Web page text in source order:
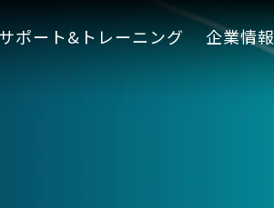
サポート&トレーニング 企業情報